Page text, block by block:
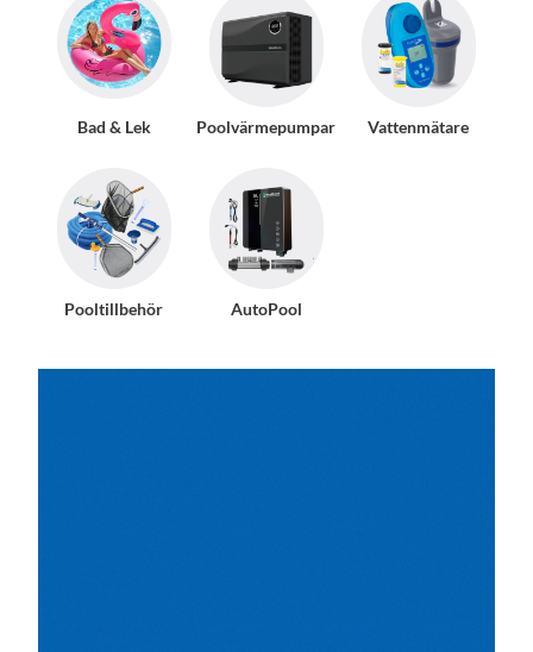
Bad & Lek Poolvärmepumpar Vattenmätare
Pooltillbehör AutoPool